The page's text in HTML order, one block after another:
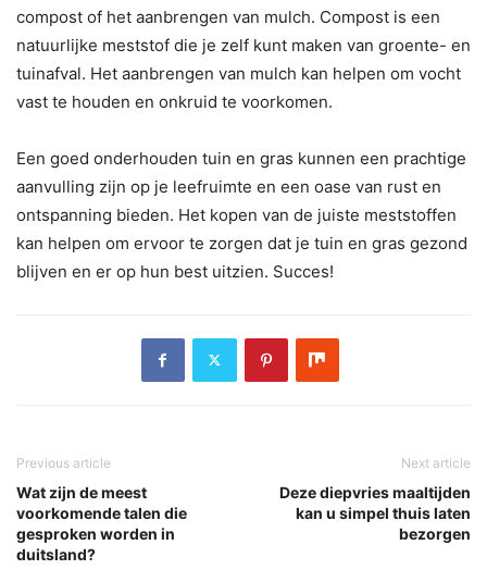
compost of het aanbrengen van mulch. Compost is een
natuurlijke meststof die je zelf kunt maken van groente- en
tuinafval. Het aanbrengen van mulch kan helpen om vocht
vast te houden en onkruid te voorkomen.
Een goed onderhouden tuin en gras kunnen een prachtige
aanvulling zijn op je leefruimte en een oase van rust en
ontspanning bieden. Het kopen van de juiste meststoffen
kan helpen om ervoor te zorgen dat je tuin en gras gezond
blijven en er op hun best uitzien. Succes!
Previous article
Wat zijn de meest
voorkomende talen die
gesproken worden in
duitsland?
Next article
Deze diepvries maaltijden
kan u simpel thuis laten
bezorgen